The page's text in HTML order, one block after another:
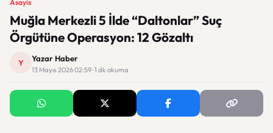
Asayis
Muğla Merkezli 5 İlde “Daltonlar” Suç
Örgütüne Operasyon: 12 Gözaltı
Y Yazar Haber
13 Mayıs 2026 02:59 · 1 dk okuma